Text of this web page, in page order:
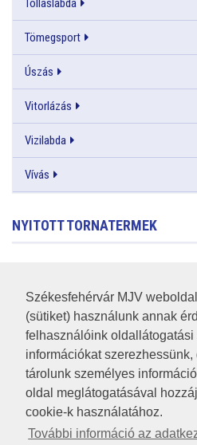
Székesfehérvár MJV
(sütiket) használunk annak
felhasználóink oldallátogatási
információkat szerezhessünk,
tárolunk személyes
oldal meglátogatásával
cookie-k használatához.
További információ az
Tollaslabda
Tömegsport
Úszás
Vitorlázás
Vizilabda
Vívás
NYITOTT TORNATERMEK
RSS
A HONLAP 2017.03.31-I ÁLLAPOTA
JOGI NYILATKOZAT
IMPRESSZUM